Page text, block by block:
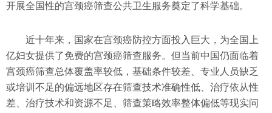
开展全国性的宫颈癌筛查公共卫生服务奠定了科学基础。
近十年来，国家在宫颈癌防控方面投入巨大，为全国上
亿妇女提供了免费的宫颈癌筛查服务。但当前中国仍面临着
宫颈癌筛查总体覆盖率较低，基础条件较差、专业人员缺乏
或培训不足的偏远地区存在筛查技术准确性低、治疗依从性
差、治疗技术和资源不足、筛查策略效率整体偏低等现实问